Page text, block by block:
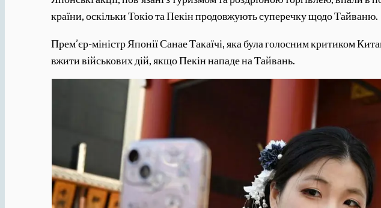
країни, оскільки Токіо та Пекін продовжують суперечку щодо Тайваню.
Прем’єр-міністр Японії Санае Такаїчі, яка була голосним критиком
вжити військових дій, якщо Пекін нападе на Тайвань.